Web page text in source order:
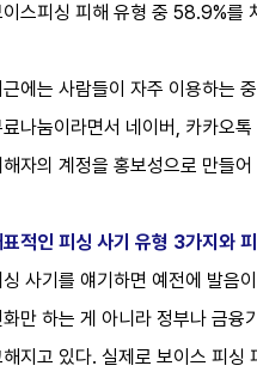
이스피싱 피해 유형 중 58.9%를
에는 사람들이 자주 이용하는
나눔이라면서 네이버, 카카오
해자의 계정을 홍보성으로 만들
표적인 피싱 사기 유형 3가지와
사기를 얘기하면 예전에 발음
만 하는 게 아니라 정부나 금융
지고 있다. 실제로 보이스 피싱